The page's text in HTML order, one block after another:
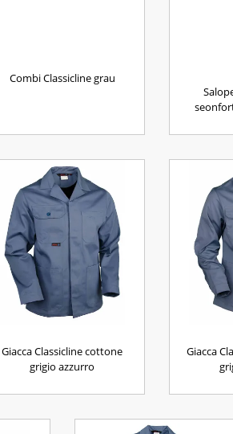
Combi Classicline grau
Giacca Classicline cottone
grigio azzurro
Giacca